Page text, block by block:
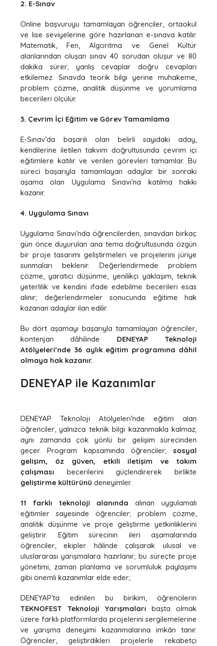
2. E-Sınav
Online başvuruyu tamamlayan öğrenciler, ortaokul
ve lise seviyelerine göre hazırlanan e-sınava katılır.
Matematik, Fen, Algoritma ve Genel Kültür
alanlarından oluşan sınav 40 sorudan oluşur ve 80
dakika sürer; yanlış cevaplar doğru cevapları
etkilemez. Sınavda teorik bilgi yerine muhakeme,
problem çözme, analitik düşünme ve yorumlama
becerileri ölçülür.
3. Çevrim İçi Eğitim ve Görev Tamamlama
E-Sınav’da başarılı olan belirli sayıdaki aday,
kendilerine iletilen takvim doğrultusunda çevrim içi
eğitimlere katılır ve verilen görevleri tamamlar. Bu
süreci başarıyla tamamlayan adaylar bir sonraki
aşama olan Uygulama Sınavı’na katılma hakkı
kazanır.
4. Uygulama Sınavı
Uygulama Sınavı’nda öğrencilerden, sınavdan birkaç
gün önce duyurulan ana tema doğrultusunda özgün
bir proje tasarımı geliştirmeleri ve projelerini jüriye
sunmaları beklenir. Değerlendirmede problem
çözme, yaratıcı düşünme, yenilikçi yaklaşım, teknik
yeterlilik ve kendini ifade edebilme becerileri esas
alınır; değerlendirmeler sonucunda eğitime hak
kazanan adaylar ilan edilir.
Bu dört aşamayı başarıyla tamamlayan öğrenciler,
kontenjan dâhilinde DENEYAP Teknoloji
Atölyeleri’nde 36 aylık eğitim programına dâhil
olmaya hak kazanır.
DENEYAP ile Kazanımlar
DENEYAP Teknoloji Atölyeleri’nde eğitim alan
öğrenciler, yalnızca teknik bilgi kazanmakla kalmaz;
aynı zamanda çok yönlü bir gelişim sürecinden
geçer. Program kapsamında öğrenciler; sosyal
gelişim, öz güven, etkili iletişim ve takım
çalışması becerilerini güçlendirerek birlikte
geliştirme kültürünü deneyimler.
11 farklı teknoloji alanındaalınan uygulamalı
eğitimler sayesinde öğrenciler; problem çözme,
analitik düşünme ve proje geliştirme yetkinliklerini
geliştirir. Eğitim sürecinin ileri aşamalarında
öğrenciler, ekipler hâlinde çalışarak ulusal ve
uluslararası yarışmalara hazırlanır; bu süreçte proje
yönetimi, zaman planlama ve sorumluluk paylaşımı
gibi önemli kazanımlar elde eder.;
DENEYAP’ta edinilen bu birikim, öğrencilerin
TEKNOFEST Teknoloji Yarışmaları başta olmak
üzere farklı platformlarda projelerini sergilemelerine
ve yarışma deneyimi kazanmalarına imkân tanır.
Öğrenciler, geliştirdikleri projelerle rekabetçi